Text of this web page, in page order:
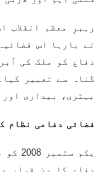
رہبرِ معظم انقلاب
نے بارہا اس
دفاع کو ملک کی
گناہ سے تعبیر
بہتری، بیداری
فضائی دفاعی نظام
یکم
دفاع کا دن قرار